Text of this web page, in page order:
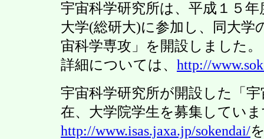
宇宙科学研究所は、平成１５
大学(総研大)に参加し、同大学
宙科学専攻」を開設しました
詳細については、 http://
宇宙科学研究所が開設した「
在、大学院学生を募集してい
http://www.isas.jaxa.jp/sokendai/